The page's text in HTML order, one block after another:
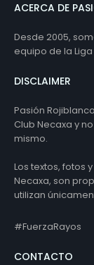
ACERCA DE
Desde 2005,
equipo de la
DISCLAIMER
Pasión
Club Necaxa y
mismo.
Los textos, fotos
Necaxa, son
utilizan
#FuerzaRayos
CONTACTO